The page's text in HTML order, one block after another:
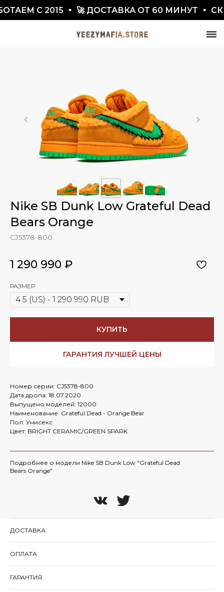
С 2015 🚀 ДОСТАВКА ОТ 60 МИНУТ
СКИДКА 7777₽ПО ПРОМОКОДУ BLACKFRIDAY
Nike SB Dunk Low Grateful Dead
Bears Orange
CJ5378-800
1 290 990 ₽
РАЗМЕР
КУПИТЬ
ГАРАНТИЯ ЛУЧШЕЙ ЦЕНЫ
Номер серии: CJ5378-800
Дата дропа: 18.07.2020
Выпущено моделей: 12000
Наименование: Grateful Dead - Orange Bear
Пол: Унисекс
Цвет: BRIGHT CERAMIC/GREEN SPARK
Подробнее о модели Nike SB Dunk Low "Grateful Dead
Bears Orange"
ДОСТАВКА
ОПЛАТА
ГАРАНТИЯ